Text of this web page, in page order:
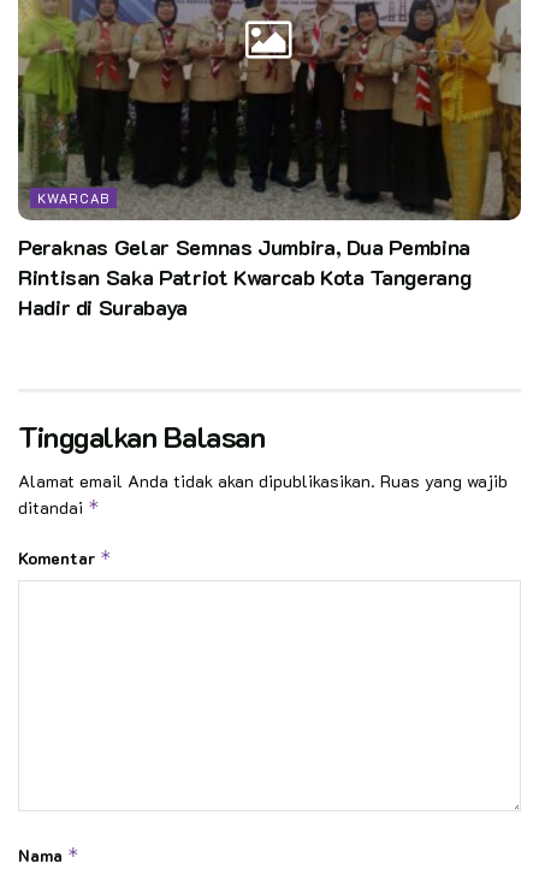
KWARCAB
Peraknas Gelar Semnas Jumbira, Dua Pembina
Rintisan Saka Patriot Kwarcab Kota Tangerang
Hadir di Surabaya
Tinggalkan Balasan
Alamat email Anda tidak akan dipublikasikan. Ruas yang wajib
ditandai *
Komentar *
Nama *